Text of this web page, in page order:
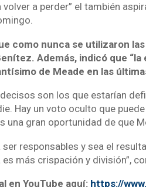
a perder” el también
como nunca se utilizaron
Además, indicó que
de Meade en las
son los que estarían
Hay un voto oculto que
una gran oportunidad de que
responsables y sea el
más crispación y división”,
en YouTube aquí: https://